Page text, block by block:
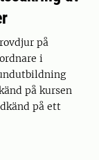
på
i
på kursen
på ett